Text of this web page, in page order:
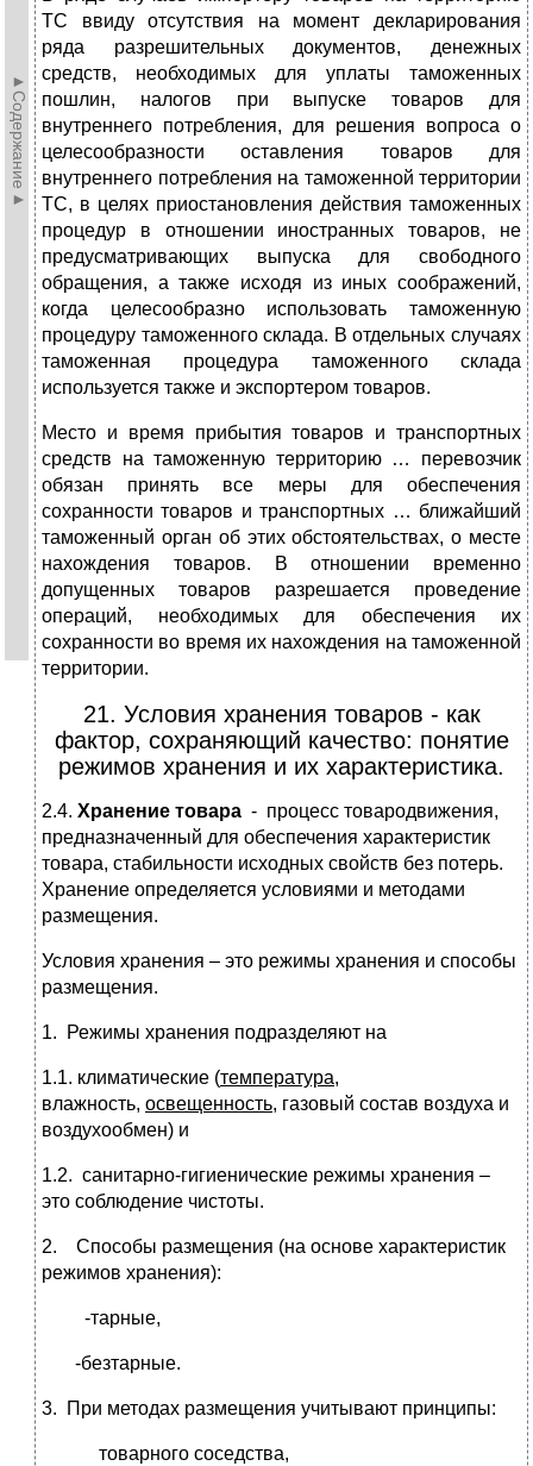
►Содержание►
ТС ввиду отсутствия на момент декларирования
ряда разрешительных документов, денежных
средств, необходимых для уплаты таможенных
пошлин, налогов при выпуске товаров для
внутреннего потребления, для решения вопроса о
целесообразности оставления товаров для
внутреннего потребления на таможенной территории
ТС, в целях приостановления действия таможенных
процедур в отношении иностранных товаров, не
предусматривающих выпуска для свободного
обращения, а также исходя из иных соображений,
когда целесообразно использовать таможенную
процедуру таможенного склада. В отдельных случаях
таможенная процедура таможенного склада
используется также и экспортером товаров.
Место и время прибытия товаров и транспортных
средств на таможенную территорию … перевозчик
обязан принять все меры для обеспечения
сохранности товаров и транспортных … ближайший
таможенный орган об этих обстоятельствах, о месте
нахождения товаров. В отношении временно
допущенных товаров разрешается проведение
операций, необходимых для обеспечения их
сохранности во время их нахождения на таможенной
территории.
21. Условия хранения товаров - как
фактор, сохраняющий качество: понятие
режимов хранения и их характеристика.
2.4. Хранение товара - процесс товародвижения,
предназначенный для обеспечения характеристик
товара, стабильности исходных свойств без потерь.
Хранение определяется условиями и методами
размещения.
Условия хранения – это режимы хранения и способы
размещения.
1. Режимы хранения подразделяют на
1.1. климатические (температура,
влажность, освещенность, газовый состав воздуха и
воздухообмен) и
1.2. санитарно-гигиенические режимы хранения –
это соблюдение чистоты.
2. Способы размещения (на основе характеристик
режимов хранения):
-тарные,
-безтарные.
3. При методах размещения учитывают принципы:
товарного соседства,